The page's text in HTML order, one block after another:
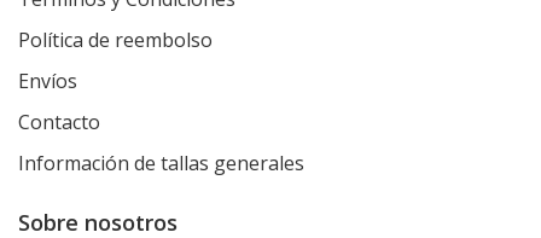
Política de reembolso
Envíos
Contacto
Información de tallas generales
Sobre nosotros